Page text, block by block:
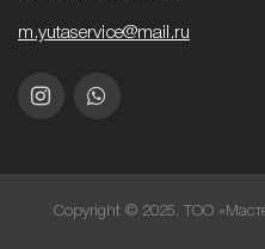
m.yutaservice@mail.ru
Copyright © 2025. ТОО